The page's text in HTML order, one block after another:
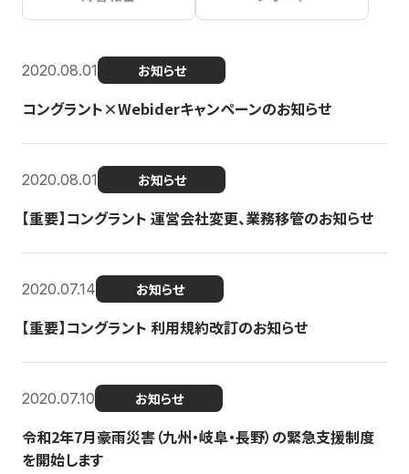
2020.08.01 お知らせ
コングラント×Webiderキャンペーンのお知らせ
2020.08.01 お知らせ
【重要】コングラント 運営会社変更、業務移管のお知らせ
2020.07.14 お知らせ
【重要】コングラント 利用規約改訂のお知らせ
2020.07.10 お知らせ
令和2年7月豪雨災害（九州・岐阜・長野）の緊急支援制度
を開始します